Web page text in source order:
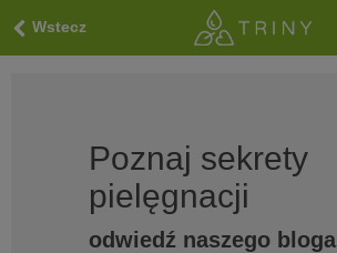
Wstecz
Poznaj sekrety
pielęgnacji
odwiedź naszego bloga